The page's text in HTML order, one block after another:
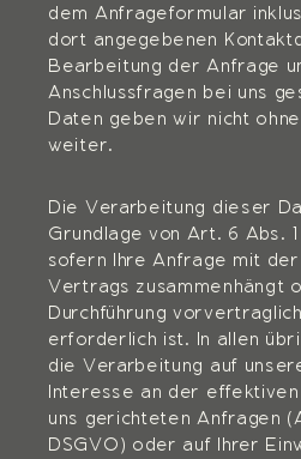
dem Anfrageformular
dort angegebenen
Bearbeitung der Anfrage
Anschlussfragen bei uns
Daten geben wir nicht
weiter.
Die Verarbeitung dieser
Grundlage von Art. 6 Abs.
sofern Ihre Anfrage mit
Vertrags zusammenhängt
Durchführung
erforderlich ist. In allen
die Verarbeitung auf
Interesse an der
uns gerichteten Anfragen
DSGVO) oder auf Ihrer